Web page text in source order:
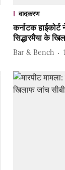
वादकरण
कर्नाटक
सिद्धारमैया के
Bar & Bench